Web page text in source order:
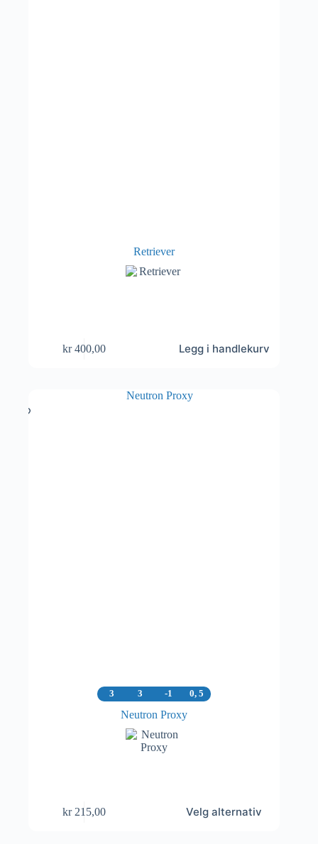
Retriever
kr400,00 Legg i handlekurv
3 3 -1 0, 5
Neutron Proxy
kr215,00 Velg alternativ